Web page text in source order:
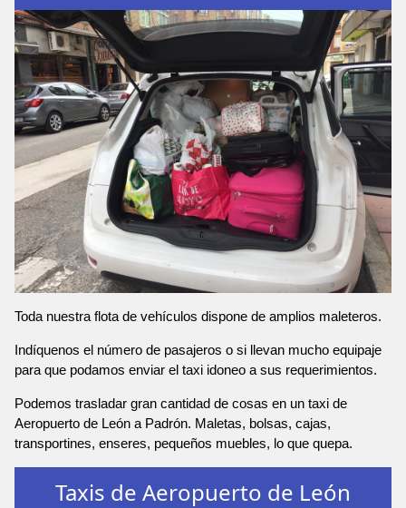
Toda nuestra flota de vehículos dispone de amplios maleteros.
Indíquenos el número de pasajeros o si llevan mucho equipaje
para que podamos enviar el taxi idoneo a sus requerimientos.
Podemos trasladar gran cantidad de cosas en un taxi de
Aeropuerto de León a Padrón. Maletas, bolsas, cajas,
transportines, enseres, pequeños muebles, lo que quepa.
Taxis de Aeropuerto de León